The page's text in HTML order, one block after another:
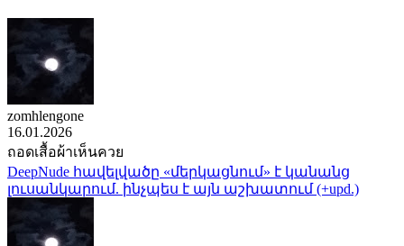
zomhlengone
16.01.2026
ถอดเสื้อผ้าเห็นควย
DeepNude հավելվածը «մերկացնում» է կանանց
լուսանկարում. ինչպես է այն աշխատում (+upd.)